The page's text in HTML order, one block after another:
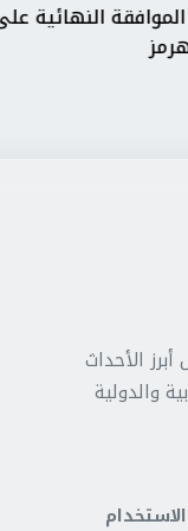
النهائية على اتفاق
الأحداث
والدولية